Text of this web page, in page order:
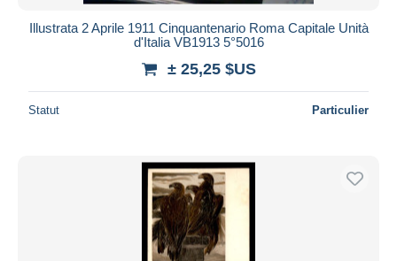
Illustrata 2 Aprile 1911 Cinquantenario Roma Capitale Unità
d'Italia VB1913 5°5016
± 25,25 $US
Statut Particulier